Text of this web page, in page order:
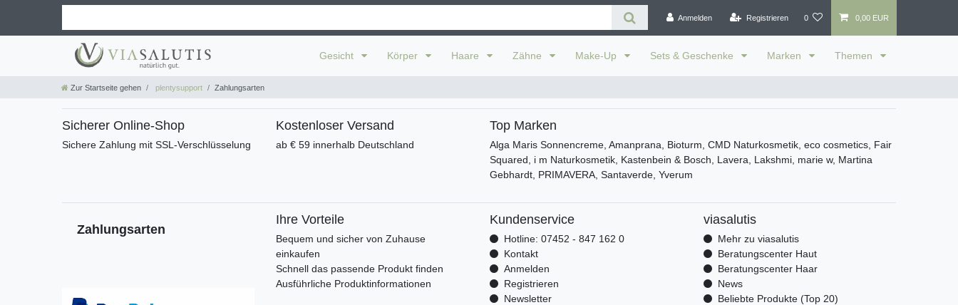
Anmelden Registrieren 0 0,00 EUR
Gesicht Körper Haare Zähne Make-Up Sets & Geschenke Marken Themen
Zur Startseite gehen plentysupport Zahlungsarten
Sicherer Online-Shop
Sichere Zahlung mit SSL-Verschlüsselung
Kostenloser Versand
ab € 59 innerhalb Deutschland
Top Marken
Alga Maris Sonnencreme, Amanprana, Bioturm, CMD Naturkosmetik, eco cosmetics, Fair
Squared, i m Naturkosmetik, Kastenbein & Bosch, Lavera, Lakshmi, marie w, Martina
Gebhardt, PRIMAVERA, Santaverde, Yverum
Zahlungsarten
Ihre Vorteile
Bequem und sicher von Zuhause
einkaufen
Schnell das passende Produkt finden
Ausführliche Produktinformationen
Kundenservice
Hotline: 07452 - 847 162 0
Kontakt
Anmelden
Registrieren
Newsletter
viasalutis
Mehr zu viasalutis
Beratungscenter Haut
Beratungscenter Haar
News
Beliebte Produkte (Top 20)